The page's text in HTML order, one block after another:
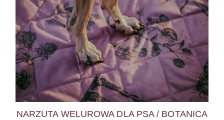
NARZUTA WELUROWA DLA PSA / BOTANICA